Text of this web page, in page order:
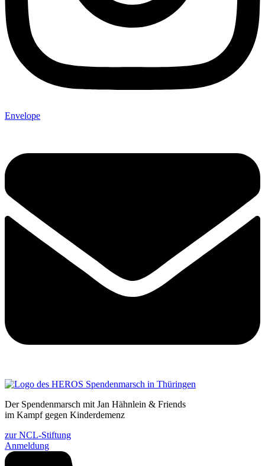
Envelope
Der Spendenmarsch mit Jan Hähnlein & Friends
im Kampf gegen Kinderdemenz
zur NCL-Stiftung
Anmeldung